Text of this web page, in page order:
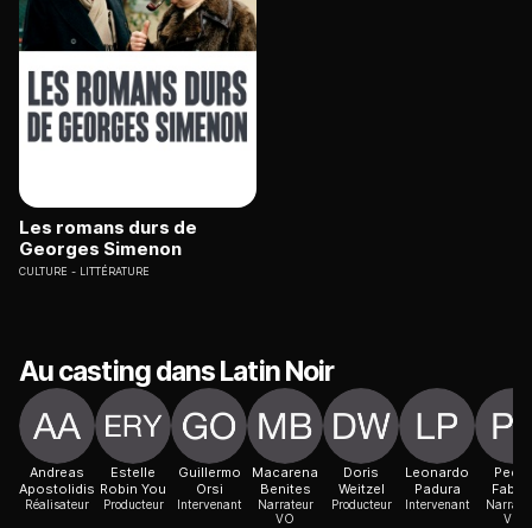
Les romans durs de
Georges Simenon
CULTURE LITTÉRATURE
Au casting dans Latin Noir
Andreas
Apostolidis
Réalisateur
Estelle
Robin You
Producteur
Guillermo
Orsi
Intervenant
Macarena
Benites
Narrateur
VO
Doris
Weitzel
Producteur
Leonardo
Padura
Intervenant
Pedro
VO